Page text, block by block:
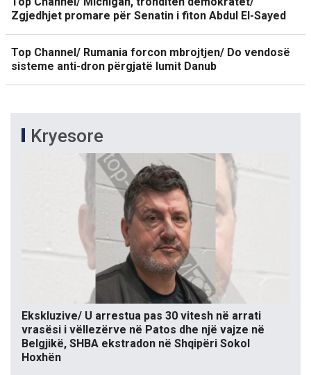
Zgjedhjet promare për Senatin i fiton Abdul El-Sayed
Top Channel/ Rumania forcon mbrojtjen/ Do vendosë
sisteme anti-dron përgjatë lumit Danub
Kryesore
Ekskluzive/ U arrestua pas 30 vitesh në arrati
vrasësi i vëllezërve në Patos dhe një vajze në
Belgjikë, SHBA ekstradon në Shqipëri Sokol
Hoxhën